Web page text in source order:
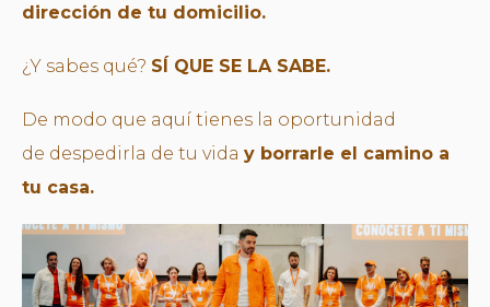
dirección de tu domicilio.
¿Y sabes qué? SÍ QUE SE LA SABE.
De modo que aquí tienes la oportunidad
de despedirla de tu vida y borrarle el camino a
tu casa.